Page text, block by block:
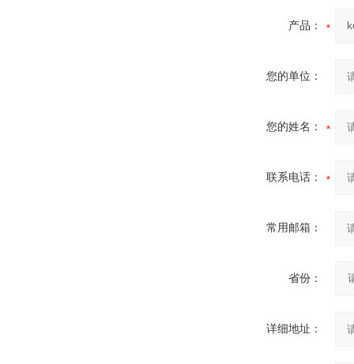
产品：
您的单位：
您的姓名：
联系电话：
常用邮箱：
省份：
详细地址：